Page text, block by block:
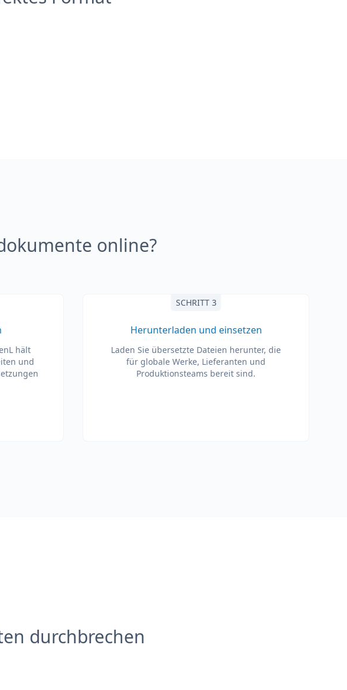
online?
hält
und
SCHRITT 3
Herunterladen und einsetzen
Laden Sie übersetzte Dateien herunter, die
für globale Werke, Lieferanten und
Produktionsteams bereit sind.
durchbrechen